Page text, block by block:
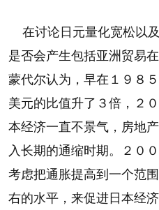
在讨论日元量化宽松以
是否会产生包括亚洲贸易
蒙代尔认为，早在１９８
美元的比值升了３倍，２
本经济一直不景气，房地
入长期的通缩时期。２０
考虑把通胀提高到一个范
右的水平，来促进日本经